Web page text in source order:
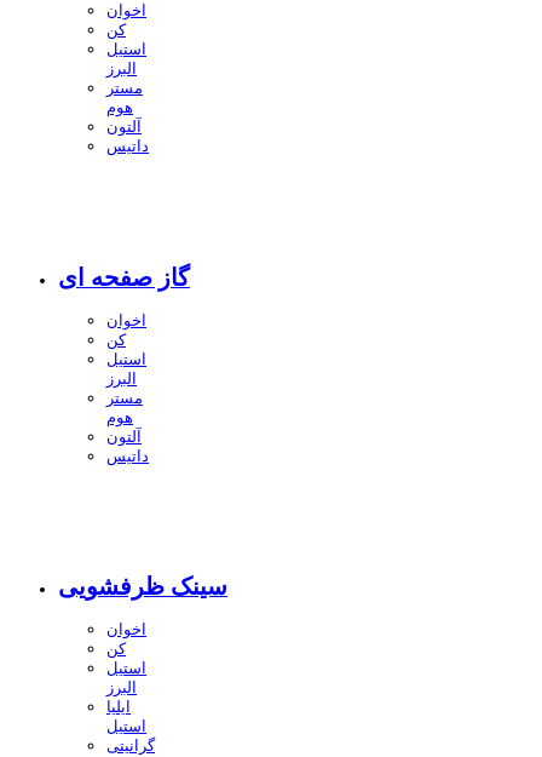
اخوان
کن
استیل
البرز
مستر
هوم
آلتون
داتیس
گاز صفحه ای
اخوان
کن
استیل
البرز
مستر
هوم
آلتون
داتیس
سینک ظرفشویی
اخوان
کن
استیل
البرز
ایلیا
استیل
گرانیتی